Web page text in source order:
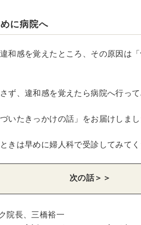
に病院へ
和感を覚えたところ、その原因は
ず、違和感を覚えたら病院へ行って
いたきっかけの話」をお届けしまし
きは早めに婦人科で受診してみてく
次の話＞＞
院長、三橋裕一